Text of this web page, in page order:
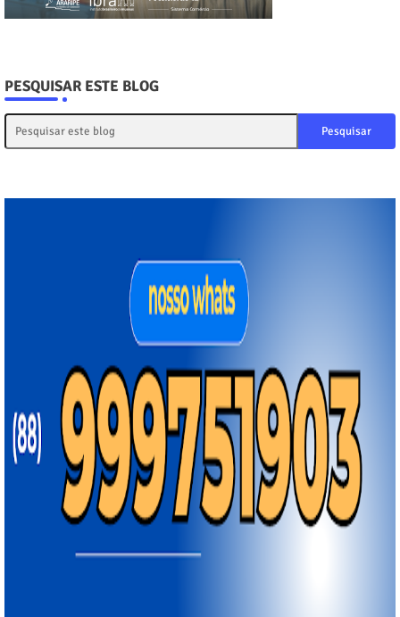
PESQUISAR ESTE BLOG